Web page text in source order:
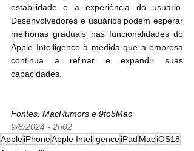
estabilidade e a experiência do usuário.
Desenvolvedores e usuários podem esperar
melhorias graduais nas funcionalidades do
Apple Intelligence à medida que a empresa
continua a refinar e expandir suas
capacidades.
Fontes: MacRumors e 9to5Mac
9/8/2024 - 2h02
AppleiPhoneApple IntelligenceiPad MaciOS18